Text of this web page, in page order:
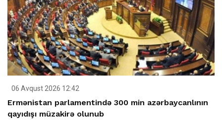
06 Avqust 2026 12:42
Ermənistan parlamentində 300 min azərbaycanlının
qayıdışı müzakirə olunub